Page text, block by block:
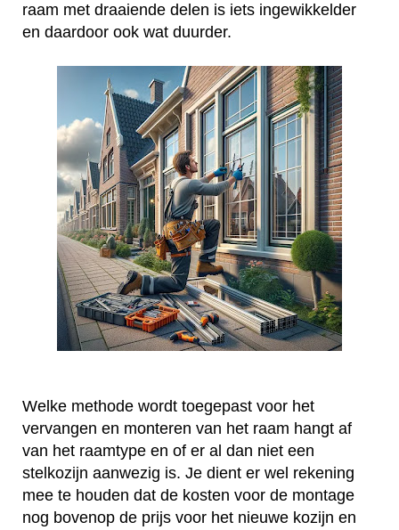
raam met draaiende delen is iets ingewikkelder
en daardoor ook wat duurder.
Welke methode wordt toegepast voor het
vervangen en monteren van het raam hangt af
van het raamtype en of er al dan niet een
stelkozijn aanwezig is. Je dient er wel rekening
mee te houden dat de kosten voor de montage
nog bovenop de prijs voor het nieuwe kozijn en